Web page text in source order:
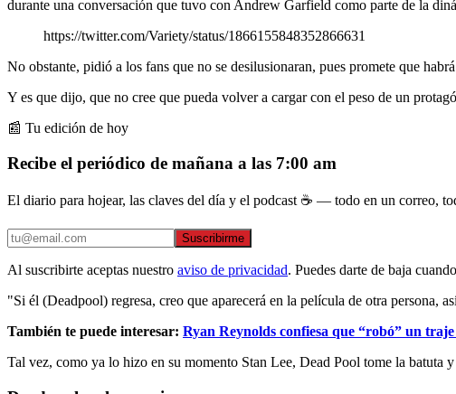
durante una conversación que tuvo con Andrew Garfield como parte de la
https://twitter.com/Variety/status/1866155848352866631
No obstante, pidió a los fans que no se desilusionaran, pues promete que
Y es que dijo, que no cree que pueda volver a cargar con el peso de un
📰 Tu edición de hoy
Recibe el periódico de mañana a las 7:00 am
El diario para hojear, las claves del día y el podcast ☕ — todo en un correo,
Suscribirme
Al suscribirte aceptas nuestro aviso de privacidad. Puedes darte de baja
"Si él (Deadpool) regresa, creo que aparecerá en la película de otra persona,
También te puede interesar: Ryan Reynolds confiesa que “robó” un
Tal vez, como ya lo hizo en su momento Stan Lee, Dead Pool tome la batuta